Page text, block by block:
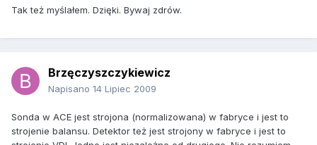
Tak też myślałem. Dzięki. Bywaj zdrów.
Brzęczyszczykiewicz
Napisano 14 Lipiec 2009
Sonda w ACE jest strojona (normalizowana) w fabryce i jest to
strojenie balansu. Detektor też jest strojony w fabryce i jest to